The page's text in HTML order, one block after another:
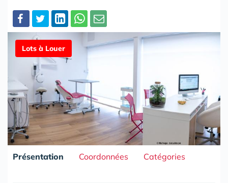
Partager
Lots à Louer
Présentation Coordonnées Catégories